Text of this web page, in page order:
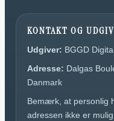
KONTAKT OG
Udgiver: BGGD
Adresse: Dalgas
Danmark
Bemærk, at personlig
adressen ikke er